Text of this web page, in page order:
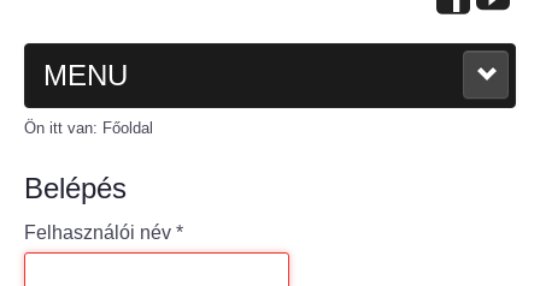
MENU
FŐOLDAL
A KÖZSÉGRŐL
Polgármesteri köszöntő
Ön itt van: Főoldal
Belépés
Felhasználói név *